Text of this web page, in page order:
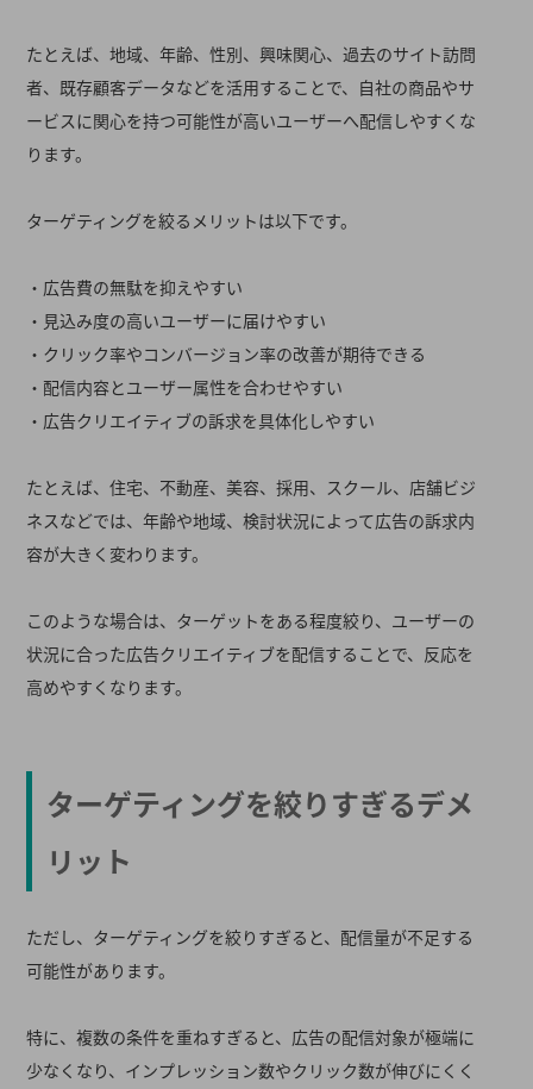
たとえば、地域、年齢、性別、興味関心、過去のサイト訪問
者、既存顧客データなどを活用することで、自社の商品やサ
ービスに関心を持つ可能性が高いユーザーへ配信しやすくな
ります。
ターゲティングを絞るメリットは以下です。
・広告費の無駄を抑えやすい
・見込み度の高いユーザーに届けやすい
・クリック率やコンバージョン率の改善が期待できる
・配信内容とユーザー属性を合わせやすい
・広告クリエイティブの訴求を具体化しやすい
たとえば、住宅、不動産、美容、採用、スクール、店舗ビジ
ネスなどでは、年齢や地域、検討状況によって広告の訴求内
容が大きく変わります。
このような場合は、ターゲットをある程度絞り、ユーザーの
状況に合った広告クリエイティブを配信することで、反応を
高めやすくなります。
ターゲティングを絞りすぎるデメ
リット
ただし、ターゲティングを絞りすぎると、配信量が不足する
可能性があります。
特に、複数の条件を重ねすぎると、広告の配信対象が極端に
少なくなり、インプレッション数やクリック数が伸びにくく